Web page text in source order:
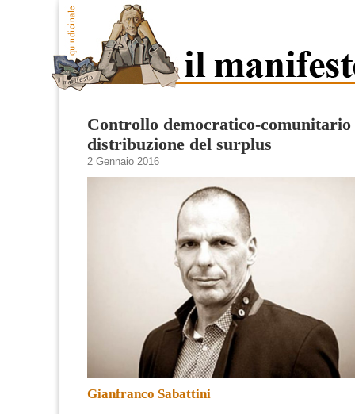
Controllo democratico-comunitario
distribuzione del surplus
2 Gennaio 2016
Gianfranco Sabattini